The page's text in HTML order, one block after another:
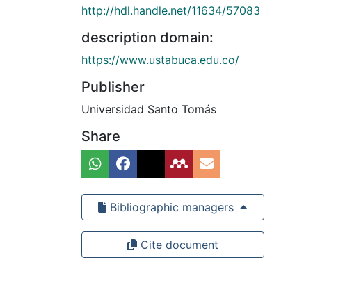
http://hdl.handle.net/11634/57083
description domain:
https://www.ustabuca.edu.co/
Publisher
Universidad Santo Tomás
Share
Bibliographic managers
Cite document